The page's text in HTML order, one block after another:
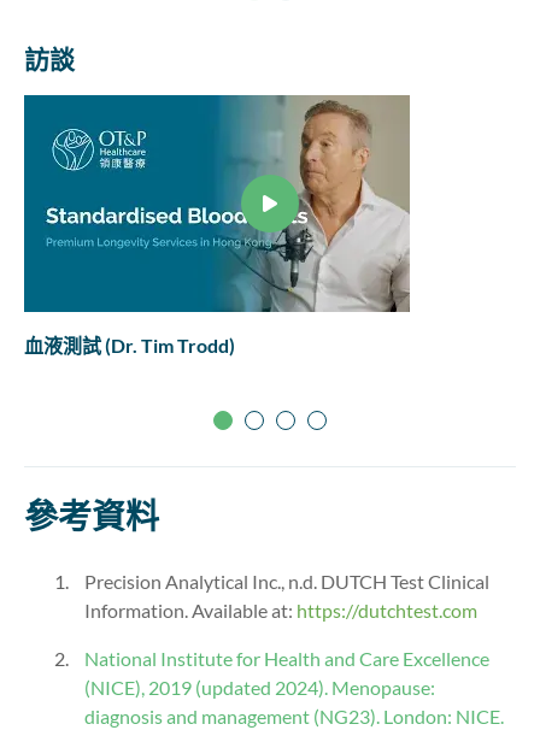
訪談
血液測試 (Dr. Tim Trodd)
參考資料
Precision Analytical Inc., n.d. DUTCH Test Clinical
Information. Available at: https://dutchtest.com
National Institute for Health and Care Excellence
(NICE), 2019 (updated 2024). Menopause:
diagnosis and management (NG23). London: NICE.